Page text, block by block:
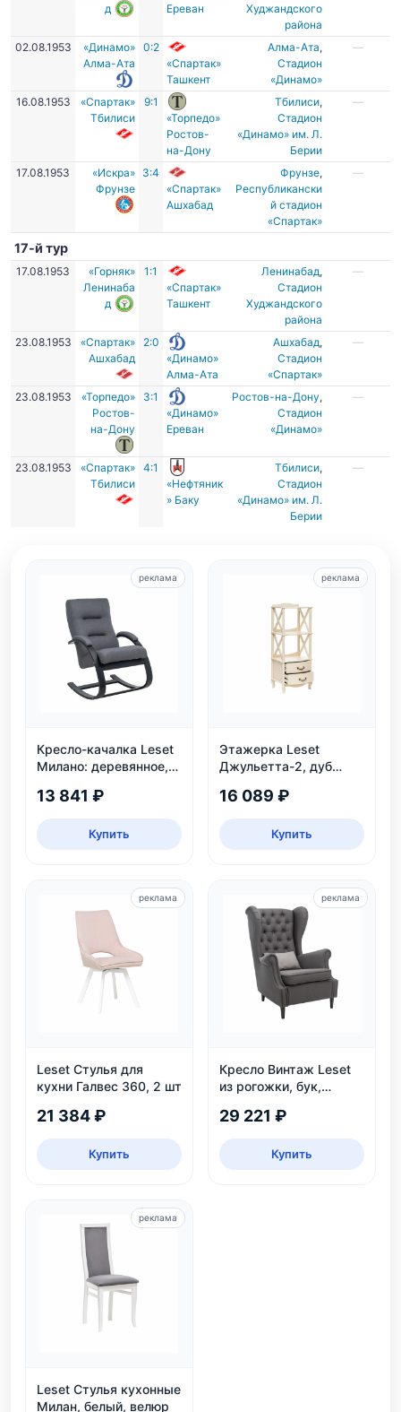
д
Ереван
Худжандского
района
02.08.1953
«Динамо»
Алма-Ата
0:2
«Спартак»
Ташкент
Алма-Ата,
Стадион
«Динамо»
—
16.08.1953
«Спартак»
Тбилиси
9:1
«Торпедо»
Ростов-
на-Дону
Тбилиси,
Стадион
«Динамо» им. Л.
Берии
—
17.08.1953
«Искра»
Фрунзе
3:4
«Спартак»
Ашхабад
Фрунзе,
Республикански
й стадион
«Спартак»
—
17-й тур
17.08.1953
«Горняк»
Ленинаба
д
1:1
«Спартак»
Ташкент
Ленинабад,
Стадион
Худжандского
района
—
23.08.1953
«Спартак»
Ашхабад
2:0
«Динамо»
Алма-Ата
Ашхабад,
Стадион
«Спартак»
—
23.08.1953
«Торпедо»
Ростов-
на-Дону
3:1
«Динамо»
Ереван
Ростов-на-Дону,
Стадион
«Динамо»
—
23.08.1953
«Спартак»
Тбилиси
4:1
«Нефтяник
» Баку
Тбилиси,
Стадион
«Динамо» им. Л.
Берии
—
Кресло-качалка Leset
Милано: деревянное,
95
13 841 ₽
Купить
реклама
Этажерка Leset
Джульетта-2, дуб
16 089 ₽
Купить
реклама
Leset Стулья для
кухни Галвес 360, 2 шт
21 384 ₽
Купить
реклама
Кресло Винтаж Leset
из рогожки, бук,
интернет-магазине
29 221 ₽
Купить
реклама
Leset Стулья кухонные
Милан, белый, велюр
реклама